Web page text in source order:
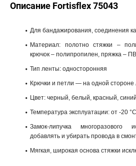
Описание Fortisflex 75043
Для бандажирования, соединения
Материал: полотно стяжки –
крючок – полипропилен, пряжка –
Тип ленты: односторонняя
Крючки и петли — на одной стороне
Цвет: черный, белый, красный,
Температура эксплуатации: от -20
Замок-липучка многоразового
добавлять и убирать провода в
Мягкая, широкая основа стяжки